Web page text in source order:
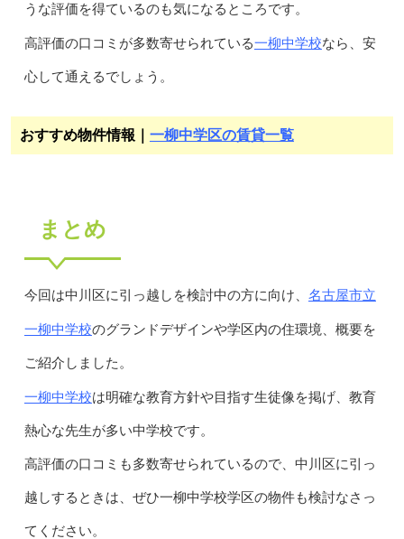
うな評価を得ているのも気になるところです。
高評価の口コミが多数寄せられている一柳中学校なら、安
心して通えるでしょう。
おすすめ物件情報｜ 一柳中学区の賃貸一覧
まとめ
今回は中川区に引っ越しを検討中の方に向け、 名古屋市立
一柳中学校のグランドデザインや学区内の住環境、概要を
ご紹介しました。
一柳中学校は明確な教育方針や目指す生徒像を掲げ、教育
熱心な先生が多い中学校です。
高評価の口コミも多数寄せられているので、中川区に引っ
越しするときは、ぜひ一柳中学校学区の物件も検討なさっ
てください。